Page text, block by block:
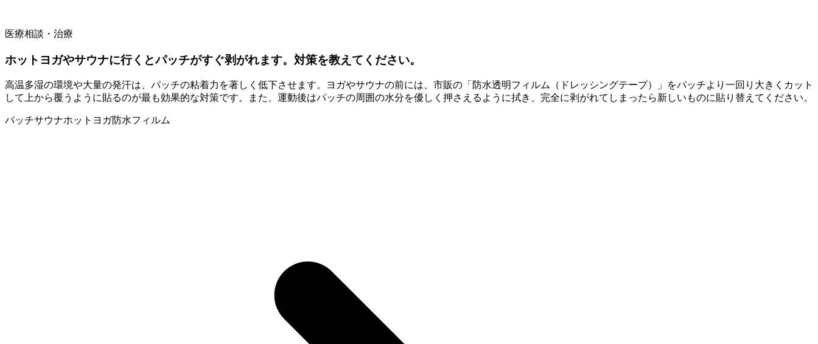
医療相談・治療
ホットヨガやサウナに行くとパッチがすぐ剥がれます。対策を教えてください。
高温多湿の環境や大量の発汗は、パッチの粘着力を著しく低下させます。ヨガやサウナの前には、市販の「防水透明フィルム（ドレッシングテープ）」をパッチより一回り大きくカット
して上から覆うように貼るのが最も効果的な対策です。また、運動後はパッチの周囲の水分を優しく押さえるように拭き、完全に剥がれてしまったら新しいものに貼り替えてください。
パッチサウナホットヨガ防水フィルム